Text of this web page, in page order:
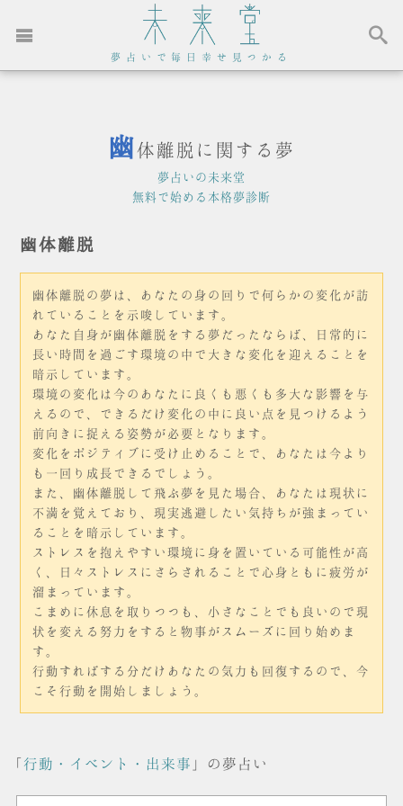
夢占いで毎日幸せ見つかる
幽体離脱に関する夢
夢占いの未来堂
無料で始める本格夢診断
幽体離脱
幽体離脱の夢は、あなたの身の回りで何らかの変化が訪
れていることを示唆しています。
あなた自身が幽体離脱をする夢だったならば、日常的に
長い時間を過ごす環境の中で大きな変化を迎えることを
暗示しています。
環境の変化は今のあなたに良くも悪くも多大な影響を与
えるので、できるだけ変化の中に良い点を見つけるよう
前向きに捉える姿勢が必要となります。
変化をポジティブに受け止めることで、あなたは今より
も一回り成長できるでしょう。
また、幽体離脱して飛ぶ夢を見た場合、あなたは現状に
不満を覚えており、現実逃避したい気持ちが強まってい
ることを暗示しています。
ストレスを抱えやすい環境に身を置いている可能性が高
く、日々ストレスにさらされることで心身ともに疲労が
溜まっています。
こまめに休息を取りつつも、小さなことでも良いので現
状を変える努力をすると物事がスムーズに回り始めま
す。
行動すればする分だけあなたの気力も回復するので、今
こそ行動を開始しましょう。
「行動・イベント・出来事 」の夢占い